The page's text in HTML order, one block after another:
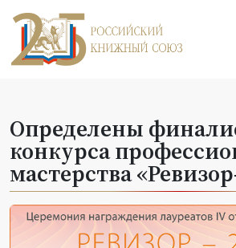
Определены
конкурса
мастерства